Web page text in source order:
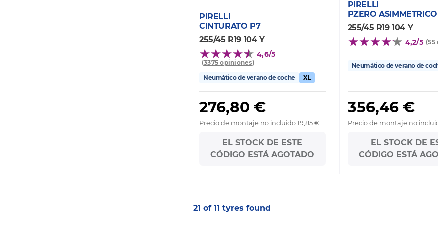
PIRELLI
CINTURATO P7
255/45 R19 104 Y
4,6/5
(3375 opiniones)
Neumático de verano de coche
XL
276,80 €
Precio de montaje no incluido 19,85 €
EL STOCK DE ESTE
CÓDIGO ESTÁ AGOTADO
PIRELLI
PZERO ASIMMETRICO
255/45 R19 104 Y
4,2/5 (55
Neumático de verano de
356,46 €
Precio de montaje no
EL STOCK DE
CÓDIGO ESTÁ
21 of 11 tyres found